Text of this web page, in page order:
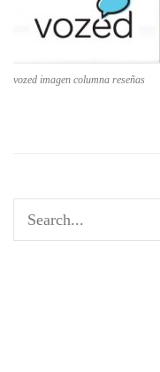
vozed imagen columna reseñas